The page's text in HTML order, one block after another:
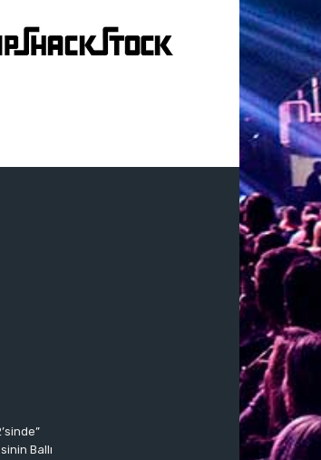
Ballı